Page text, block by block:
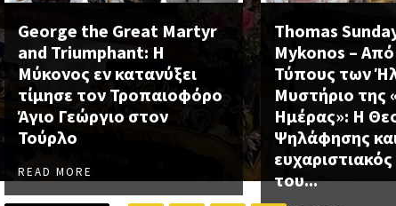
George the Great Martyr
and Triumphant: Η
Μύκονος εν κατανύξει
τίμησε τον Τροπαιοφόρο
Άγιο Γεώργιο στον
Τούρλο
READ MORE
Thomas
Mykonos –
Τύπους των
Μυστήριο της
Ημέρας»: Η
Ψηλάφησης
του...